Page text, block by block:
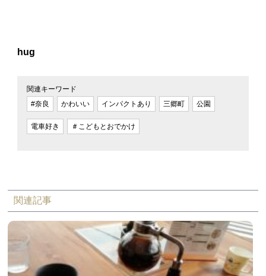
hug
関連キーワード
#奈良
かわいい インパクトあり 三郷町 公園
電車好き ＃こどもとおでかけ
関連記事